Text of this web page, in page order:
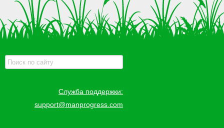
Служба поддержки:
support@manprogress.com